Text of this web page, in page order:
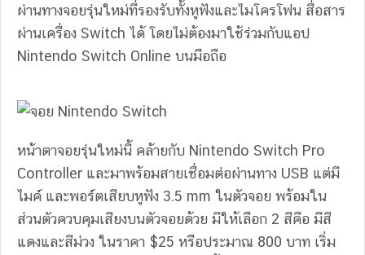
ผ่านทางจอยรุ่นใหม่ที่รองรับทั้งหูฟังและไมโครโฟน สื่อสาร
ผ่านเครื่อง Switch ได้ โดยไม่ต้องมาใช้ร่วมกับแอป
Nintendo Switch Online บนมือถือ
หน้าตาจอยรุ่นใหม่นี้ คล้ายกับ Nintendo Switch Pro
Controller และมาพร้อมสายเชื่อมต่อผ่านทาง USB แต่มี
ไมค์ และพอร์ตเสียบหูฟัง 3.5 mm ในตัวจอย พร้อมใน
ส่วนตัวควบคุมเสียงบนตัวจอยด้วย มีให้เลือก 2 สีคือ มีสี
แดงและสีม่วง ในราคา $25 หรือประมาณ 800 บาท เริ่ม